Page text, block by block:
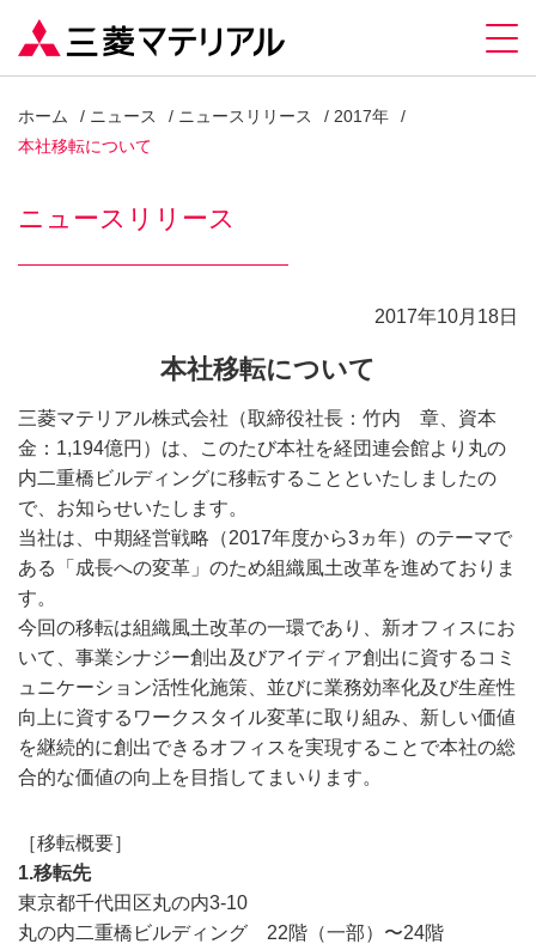
ホーム ニュース ニュースリリース
2017年
本社移転について
ニュースリリース
2017年10月18日
本社移転について
三菱マテリアル株式会社（取締役社長：竹内 章、資本
金：1,194億円）は、このたび本社を経団連会館より丸の
内二重橋ビルディングに移転することといたしましたの
で、お知らせいたします。
当社は、中期経営戦略（2017年度から3ヵ年）のテーマで
ある「成長への変革」のため組織風土改革を進めておりま
す。
今回の移転は組織風土改革の一環であり、新オフィスにお
いて、事業シナジー創出及びアイディア創出に資するコミ
ュニケーション活性化施策、並びに業務効率化及び生産性
向上に資するワークスタイル変革に取り組み、新しい価値
を継続的に創出できるオフィスを実現することで本社の総
合的な価値の向上を目指してまいります。
［移転概要］
1.移転先
東京都千代田区丸の内3-10
丸の内二重橋ビルディング 22階（一部）〜24階